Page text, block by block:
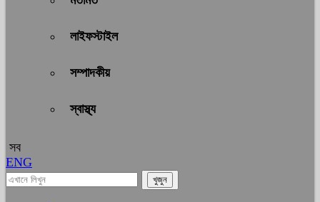
লাইফস্টাইল
সম্পাদকীয়
স্বাস্থ্য
সব
ENG